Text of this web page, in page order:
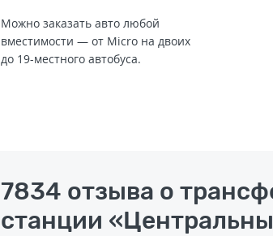
Можно заказать авто любой
вместимости — от Micro на двоих
до 19-местного автобуса.
7834 отзыва о
станции